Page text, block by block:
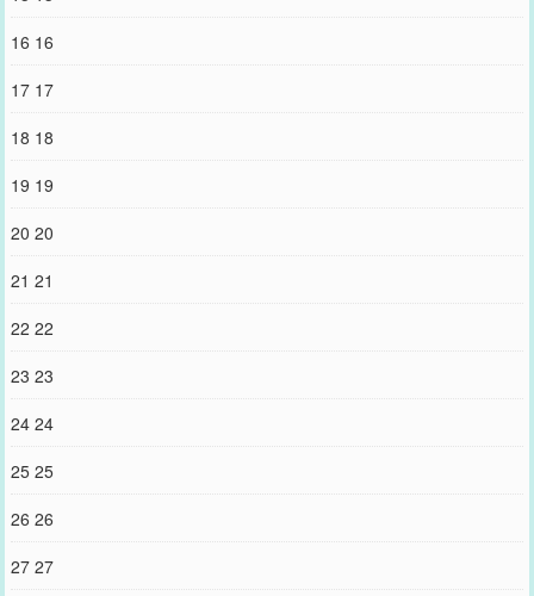
16 16
17 17
18 18
19 19
20 20
21 21
22 22
23 23
24 24
25 25
26 26
27 27